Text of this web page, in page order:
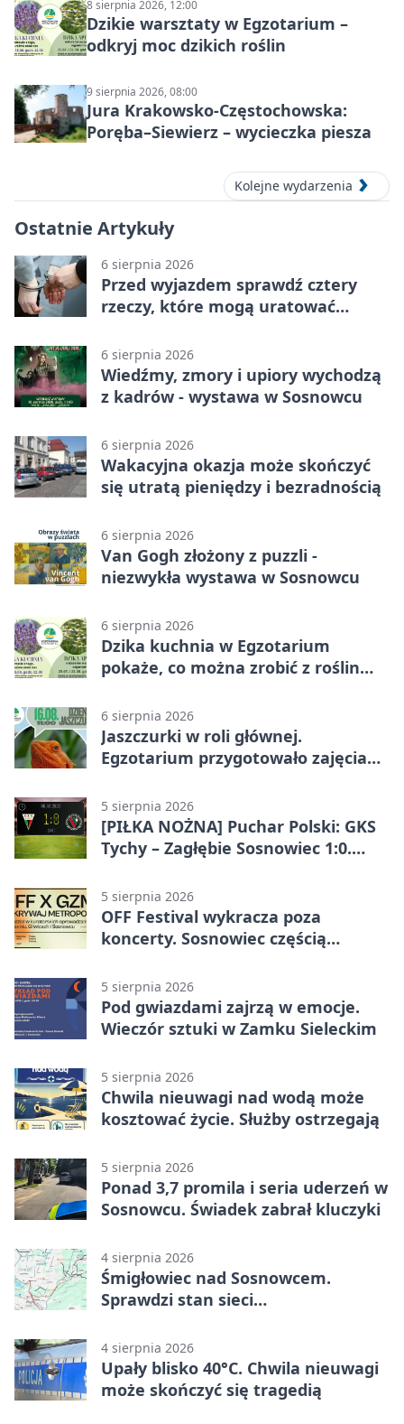
8 sierpnia 2026, 12:00
Dzikie warsztaty w Egzotarium –
odkryj moc dzikich roślin
9 sierpnia 2026, 08:00
Jura Krakowsko-Częstochowska:
Poręba–Siewierz – wycieczka piesza
Kolejne wydarzenia
Ostatnie Artykuły
6 sierpnia 2026
Przed wyjazdem sprawdź cztery
rzeczy, które mogą uratować
6 sierpnia 2026
Wiedźmy, zmory i upiory wychodzą
z kadrów - wystawa w Sosnowcu
6 sierpnia 2026
Wakacyjna okazja może skończyć
się utratą pieniędzy i bezradnością
6 sierpnia 2026
Van Gogh złożony z puzzli -
niezwykła wystawa w Sosnowcu
6 sierpnia 2026
Dzika kuchnia w Egzotarium
pokaże, co można zrobić z roślin
6 sierpnia 2026
Jaszczurki w roli głównej.
Egzotarium przygotowało zajęcia
5 sierpnia 2026
[PIŁKA NOŻNA] Puchar Polski: GKS
Tychy – Zagłębie Sosnowiec 1:0.
przed przerwą
5 sierpnia 2026
OFF Festival wykracza poza
koncerty. Sosnowiec częścią
5 sierpnia 2026
Pod gwiazdami zajrzą w emocje.
Wieczór sztuki w Zamku Sieleckim
5 sierpnia 2026
Chwila nieuwagi nad wodą może
kosztować życie. Służby ostrzegają
5 sierpnia 2026
Ponad 3,7 promila i seria uderzeń w
Sosnowcu. Świadek zabrał kluczyki
4 sierpnia 2026
Śmigłowiec nad Sosnowcem.
Sprawdzi stan sieci
4 sierpnia 2026
Upały blisko 40°C. Chwila nieuwagi
może skończyć się tragedią